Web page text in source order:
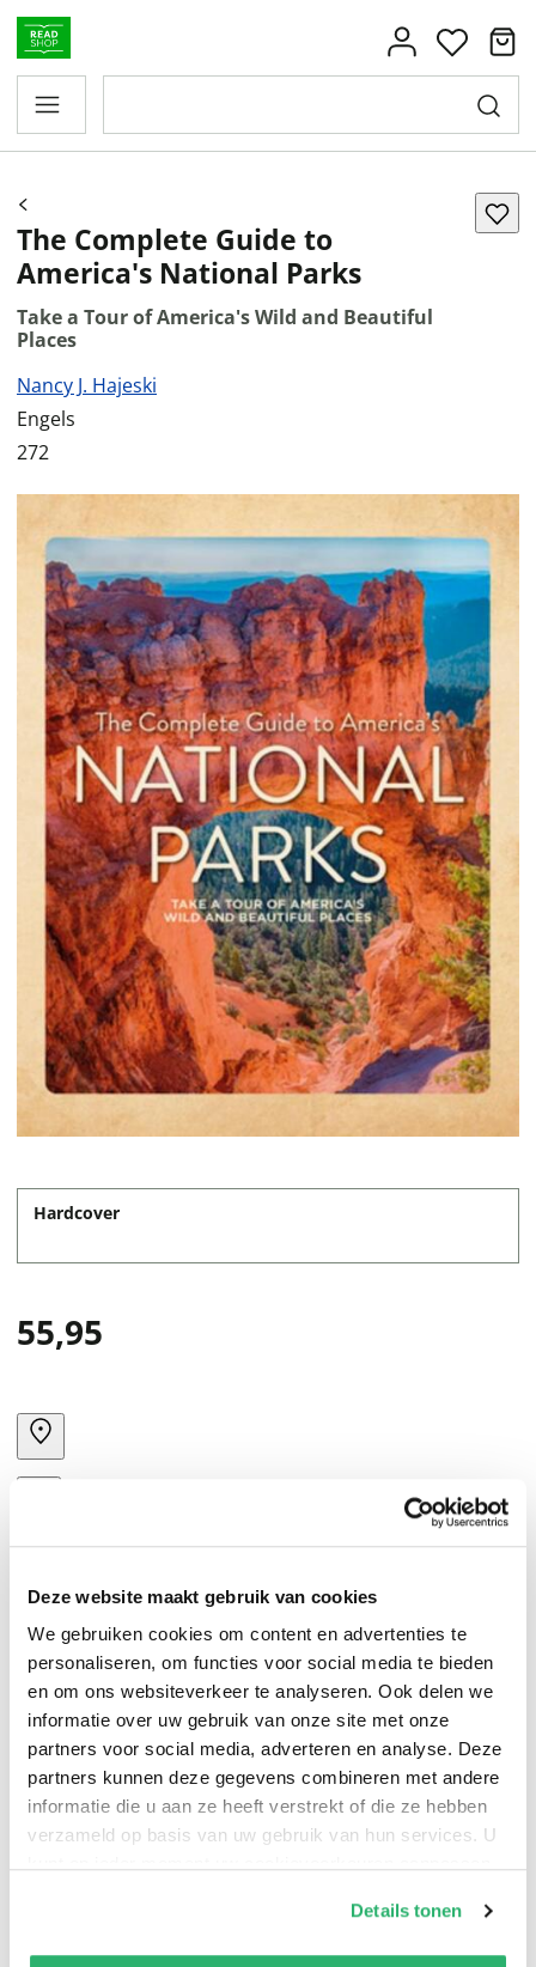
Deze website maakt gebruik van cookies
We gebruiken cookies om content en advertenties te
personaliseren, om functies voor social media te bieden
en om ons websiteverkeer te analyseren. Ook delen we
informatie over uw gebruik van onze site met onze
partners voor social media, adverteren en analyse. Deze
partners kunnen deze gegevens combineren met andere
informatie die u aan ze heeft verstrekt of die ze hebben
verzameld op basis van uw gebruik van hun services. U
Details tonen
The Complete Guide to
America's National Parks
Take a Tour of America's Wild and Beautiful
Places
Nancy J. Hajeski
Engels
272
Hardcover
55,95
The complete guide to the national parks, national
monuments and memorials, military parks and
battlefields, national trails, seashores, rivers and
marine conservation areas, national recreation areas,
national highways, preserves and reserves of the
United States